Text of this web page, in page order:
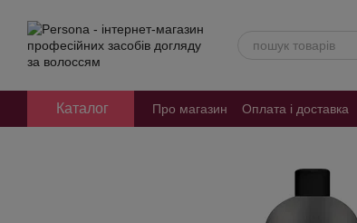
Каталог Про магазин Оплата і доставка